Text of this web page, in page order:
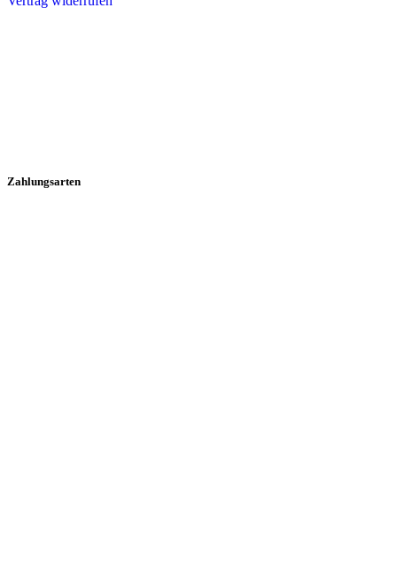
Zahlungsarten